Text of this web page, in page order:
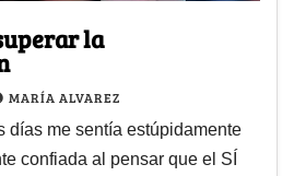
la
MARÍA ALVAREZ
días me sentía estúpidamente
confiada al pensar que el SÍ